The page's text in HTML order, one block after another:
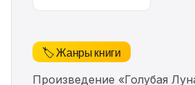
🏷️ Жанры книги
Произведение «Голубая